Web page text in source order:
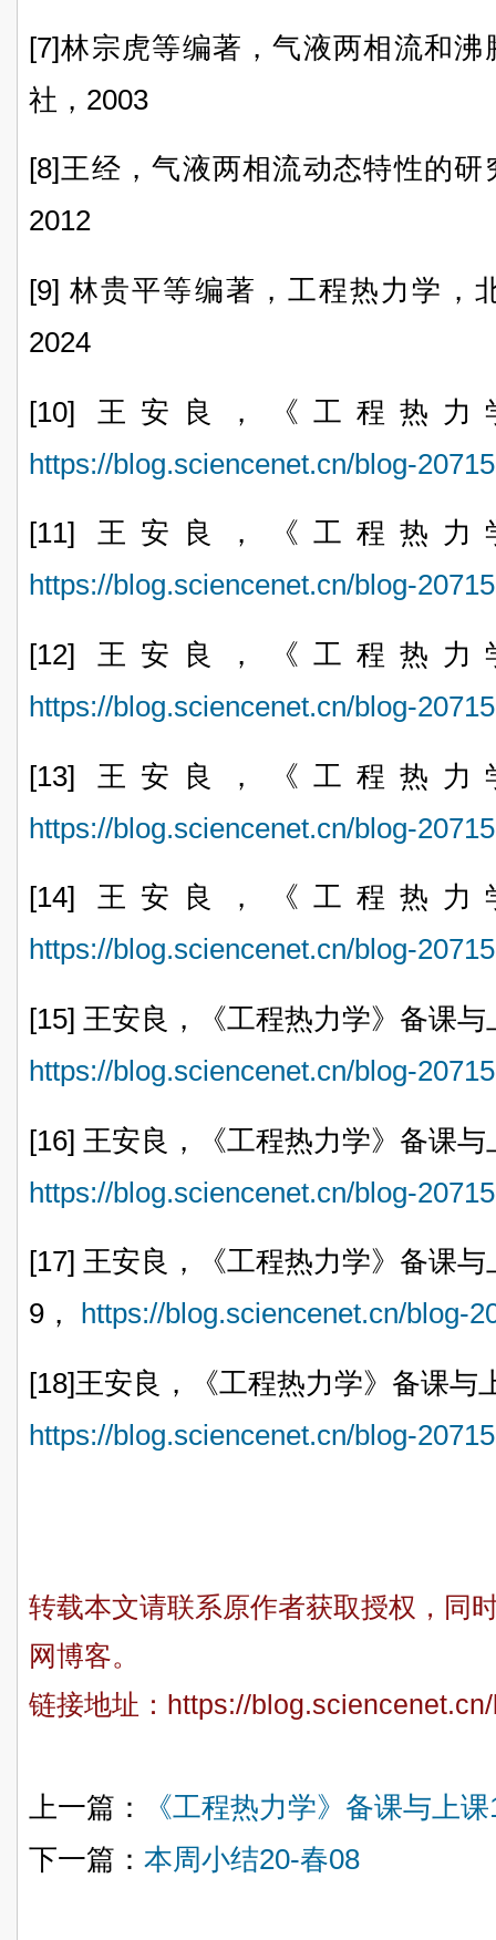
[7]林宗虎等编著，气液两相流和
社，2003
[8]王经，气液两相流动态特性的
2012
[9] 林贵平等编著，工程热力学，
2024
[10] 王安良，
《工程热
https://blog.sciencenet.cn/blog-
[11] 王安良，
《工程热
https://blog.sciencenet.cn/blog-
[12] 王安良，
《工程热
https://blog.sciencenet.cn/blog-
[13] 王安良，
《工程热
https://blog.sciencenet.cn/blog-
[14] 王安良，
《工程热
https://blog.sciencenet.cn/blog-
[15] 王安良，《工程热力学》备课与
https://blog.sciencenet.cn/blog-
[16] 王安良，《工程热力学》备课与
https://blog.sciencenet.cn/blog-
[17] 王安良，《工程热力学》备课与
9，
https://blog.sciencenet.cn/blog-
[18]王安良，《工程热力学》备课与
https://blog.sciencenet.cn/blog-
转载本文请联系原作者获取授权，同
网博客。
链接地址： https://
上一篇：
《工程热力学》备课与上
下一篇： 本周小结20-春08